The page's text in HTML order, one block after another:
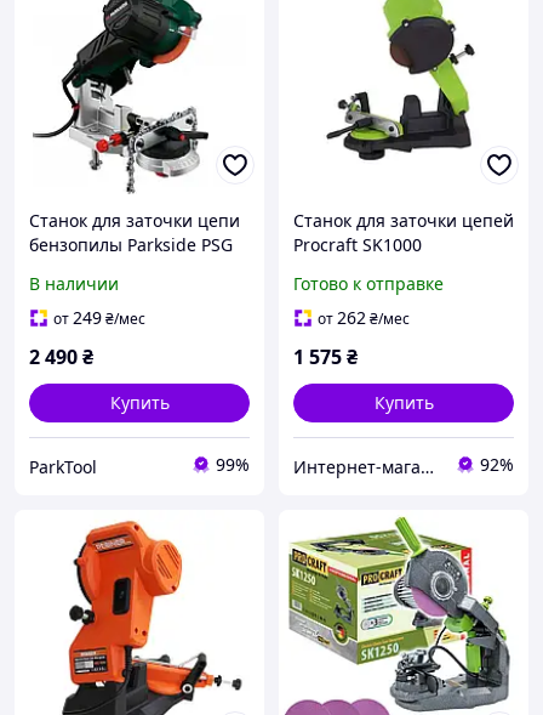
Станок для заточки цепи
бензопилы Parkside PSG
В наличии
от249₴/мес
2 490₴
Купить
ParkTool 99%
Станок для заточки цепей
Procraft SK1000
Готово к отправке
от262₴/мес
1 575₴
Купить
Интернет-магазин GIGATOOLS 92%